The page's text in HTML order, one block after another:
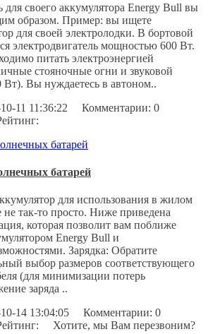
своего аккумулятора Energy Bull вы
образом. Пример: вы ищете
для своей электролодки. В бортовой
электродвигатель мощностью 600 Вт.
питать электроэнергией
стояночные огни и звуковой
Вт). Вы нуждаетесь в автоном..
11 11:36:22 Комментарии: 0
батарей
для использования в жилом
так-то просто. Ниже приведена
которая позволит вам поближе
Energy Bull и
Зарядка: Обратите
выбор размеров соответствующего
(для минимизации потерь
заряда ..
14 13:04:05 Комментарии: 0
Хотите, мы Вам перезвоним?